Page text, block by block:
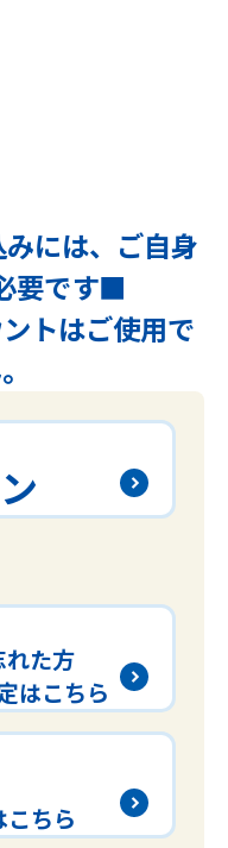
には、ご自身
要です■
トはご使用で
た方
はこちら
ちら